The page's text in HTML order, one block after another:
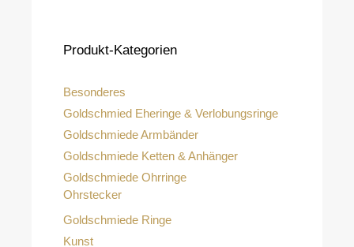
Produkt-Kategorien
Besonderes
Goldschmied Eheringe & Verlobungsringe
Goldschmiede Armbänder
Goldschmiede Ketten & Anhänger
Goldschmiede Ohrringe
Ohrstecker
Goldschmiede Ringe
Kunst